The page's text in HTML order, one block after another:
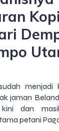
menjadi
jaman
dan
petani